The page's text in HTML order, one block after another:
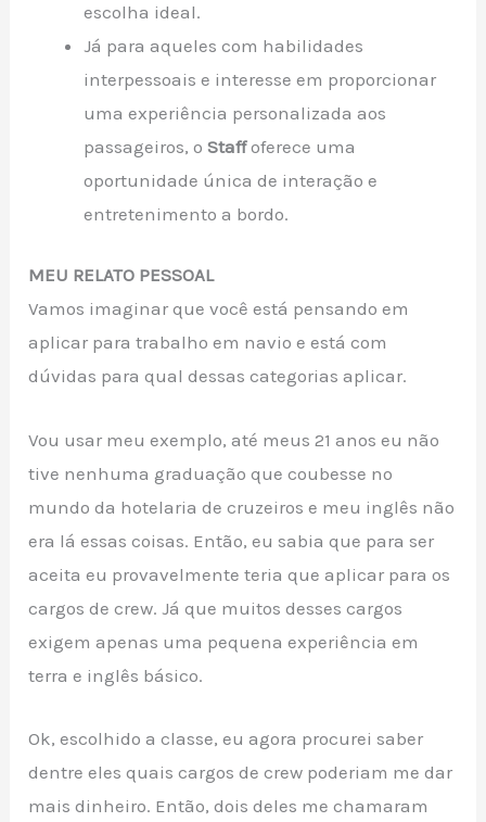
escolha ideal.
Já para aqueles com habilidades
interpessoais e interesse em proporcionar
uma experiência personalizada aos
passageiros, oStaffoferece uma
oportunidade única de interação e
entretenimento a bordo.
MEU RELATO PESSOAL
Vamos imaginar que você está pensando em
aplicar para trabalho em navio e está com
dúvidas para qual dessas categorias aplicar.
Vou usar meu exemplo, até meus 21 anos eu não
tive nenhuma graduação que coubesse no
mundo da hotelaria de cruzeiros e meu inglês não
era lá essas coisas. Então, eu sabia que para ser
aceita eu provavelmente teria que aplicar para os
cargos de crew. Já que muitos desses cargos
exigem apenas uma pequena experiência em
terra e inglês básico.
Ok, escolhido a classe, eu agora procurei saber
dentre eles quais cargos de crew poderiam me dar
mais dinheiro. Então, dois deles me chamaram